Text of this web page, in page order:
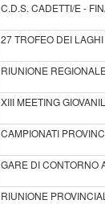
C.D.S. CADETTI/E -
27 TROFEO DEI
RIUNIONE
XIII MEETING
CAMPIONATI
GARE DI CONTORNO
RIUNIONE